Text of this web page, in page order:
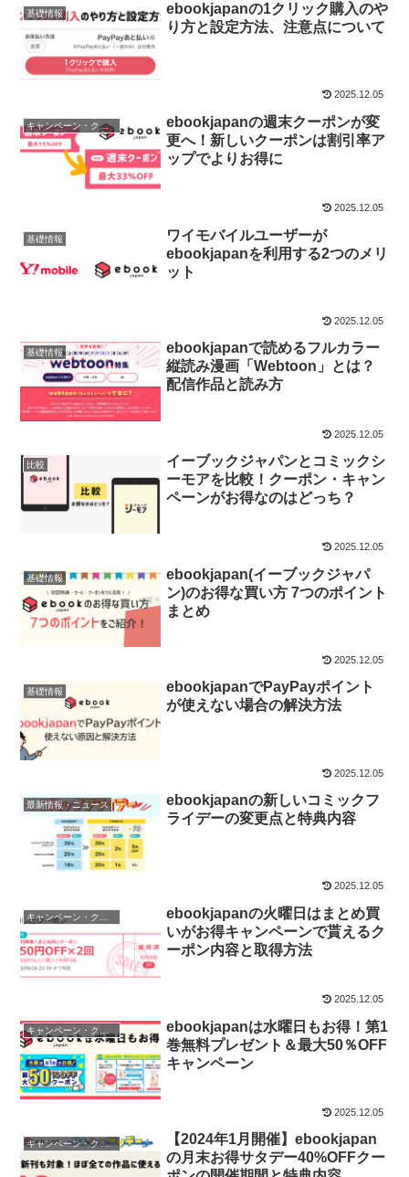
基礎情報
ebookjapanの1クリック購入のや
り方と設定方法、注意点について
2025.12.05
キャンペーン・クーポン
ebookjapanの週末クーポンが変
更へ！新しいクーポンは割引率ア
ップでよりお得に
2025.12.05
基礎情報
ワイモバイルユーザーが
ebookjapanを利用する2つのメリ
ット
2025.12.05
基礎情報
ebookjapanで読めるフルカラー
縦読み漫画「Webtoon」とは？
配信作品と読み方
2025.12.05
比較
イーブックジャパンとコミックシ
ーモアを比較！クーポン・キャン
ペーンがお得なのはどっち？
2025.12.05
基礎情報
ebookjapan(イーブックジャパ
ン)のお得な買い方 7つのポイント
まとめ
2025.12.05
基礎情報
ebookjapanでPayPayポイント
が使えない場合の解決方法
2025.12.05
最新情報・ニュース
ebookjapanの新しいコミックフ
ライデーの変更点と特典内容
2025.12.05
キャンペーン・クーポン
ebookjapanの火曜日はまとめ買
いがお得キャンペーンで貰えるク
ーポン内容と取得方法
2025.12.05
ebookjapanは水曜日もお得！第1
巻無料プレゼント＆最大50％OFF
キャンペーン
2025.12.05
キャンペーン・クーポン
【2024年1月開催】ebookjapan
の月末お得サタデー40%OFFクー